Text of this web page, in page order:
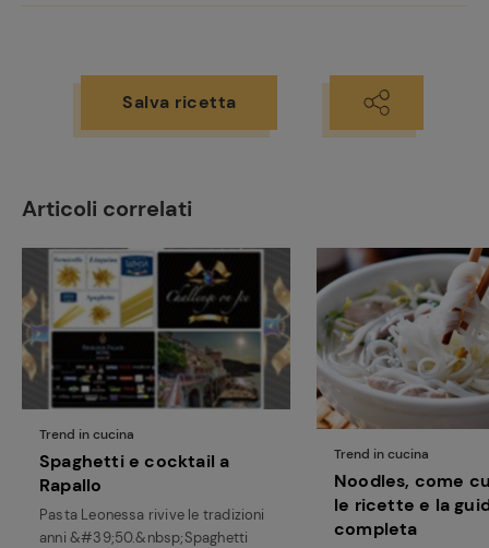
Salva ricetta
Articoli correlati
Trend in cucina
Spaghetti e cocktail a
Rapallo
Pasta Leonessa rivive le tradizioni
anni &#39;50.&nbsp;Spaghetti
Trend in cucina
Noodles, come
le ricette e la
completa